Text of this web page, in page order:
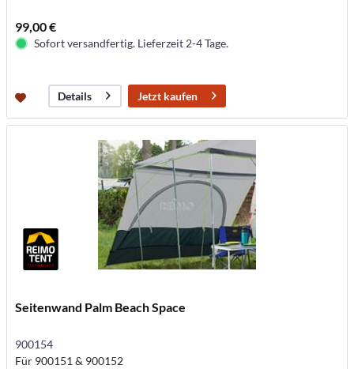
99,00 €
Sofort versandfertig. Lieferzeit 2-4 Tage.
Details Jetzt kaufen
Seitenwand Palm Beach Space
900154
Für 900151 & 900152